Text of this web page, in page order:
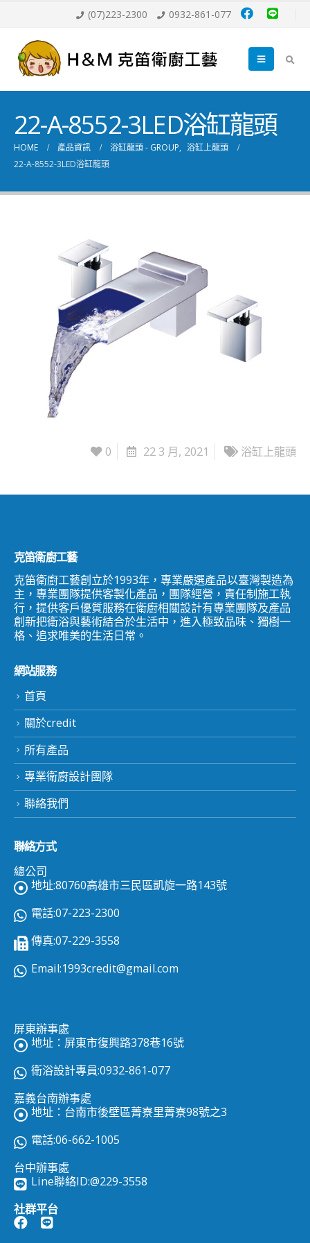
(07)223-2300 0932-861-077
22-A-8552-3LED浴缸龍頭
HOME 產品資訊 浴缸龍頭 - GROUP, 浴缸上龍頭
22-A-8552-3LED浴缸龍頭
0 22 3 月, 2021 浴缸上龍頭
克笛衛廚工藝
克笛衛廚工藝創立於1993年，專業嚴選產品以臺灣製造為
主，專業團隊提供客製化產品，團隊經營，責任制施工執
行，提供客戶優質服務在衛廚相關設計有專業團隊及產品
創新把衛浴與藝術結合於生活中，進入極致品味、獨樹一
格、追求唯美的生活日常。
網站服務
首頁
關於credit
所有產品
專業衛廚設計團隊
聯絡我們
聯絡方式
總公司
地址:80760高雄市三民區凱旋一路143號
電話:07-223-2300
傳真:07-229-3558
Email:1993credit@gmail.com
屏東辦事處
地址：屏東市復興路378巷16號
衛浴設計專員:0932-861-077
嘉義台南辦事處
地址：台南市後壁區菁寮里菁寮98號之3
電話:06-662-1005
台中辦事處
Line聯絡ID:@229-3558
社群平台